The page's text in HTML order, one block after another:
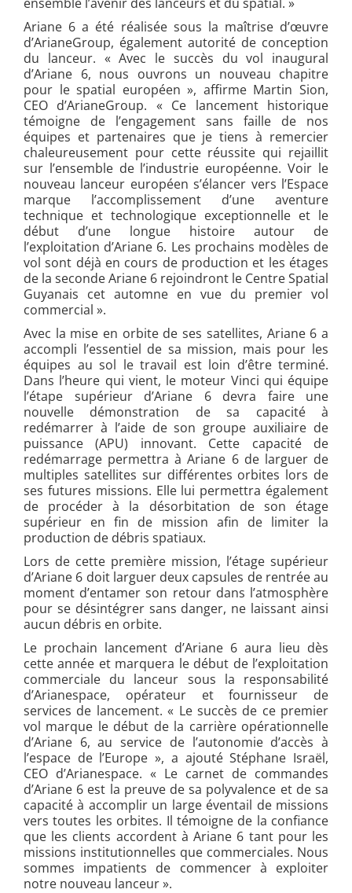
Ariane 6 a été réalisée sous la maîtrise d’œuvre
d’ArianeGroup, également autorité de conception
du lanceur. « Avec le succès du vol inaugural
d’Ariane 6, nous ouvrons un nouveau chapitre
pour le spatial européen », affirme Martin Sion,
CEO d’ArianeGroup. « Ce lancement historique
témoigne de l’engagement sans faille de nos
équipes et partenaires que je tiens à remercier
chaleureusement pour cette réussite qui rejaillit
sur l’ensemble de l’industrie européenne. Voir le
nouveau lanceur européen s’élancer vers l’Espace
marque l’accomplissement d’une aventure
technique et technologique exceptionnelle et le
début d’une longue histoire autour de
l’exploitation d’Ariane 6. Les prochains modèles de
vol sont déjà en cours de production et les étages
de la seconde Ariane 6 rejoindront le Centre Spatial
Guyanais cet automne en vue du premier vol
commercial ».
Avec la mise en orbite de ses satellites, Ariane 6 a
accompli l’essentiel de sa mission, mais pour les
équipes au sol le travail est loin d’être terminé.
Dans l’heure qui vient, le moteur Vinci qui équipe
l’étape supérieur d’Ariane 6 devra faire une
nouvelle démonstration de sa capacité à
redémarrer à l’aide de son groupe auxiliaire de
puissance (APU) innovant. Cette capacité de
redémarrage permettra à Ariane 6 de larguer de
multiples satellites sur différentes orbites lors de
ses futures missions. Elle lui permettra également
de procéder à la désorbitation de son étage
supérieur en fin de mission afin de limiter la
production de débris spatiaux.
Lors de cette première mission, l’étage supérieur
d’Ariane 6 doit larguer deux capsules de rentrée au
moment d’entamer son retour dans l’atmosphère
pour se désintégrer sans danger, ne laissant ainsi
aucun débris en orbite.
Le prochain lancement d’Ariane 6 aura lieu dès
cette année et marquera le début de l’exploitation
commerciale du lanceur sous la responsabilité
d’Arianespace, opérateur et fournisseur de
services de lancement. « Le succès de ce premier
vol marque le début de la carrière opérationnelle
d’Ariane 6, au service de l’autonomie d’accès à
l’espace de l’Europe », a ajouté Stéphane Israël,
CEO d’Arianespace. « Le carnet de commandes
d’Ariane 6 est la preuve de sa polyvalence et de sa
capacité à accomplir un large éventail de missions
vers toutes les orbites. Il témoigne de la confiance
que les clients accordent à Ariane 6 tant pour les
missions institutionnelles que commerciales. Nous
sommes impatients de commencer à exploiter
notre nouveau lanceur ».